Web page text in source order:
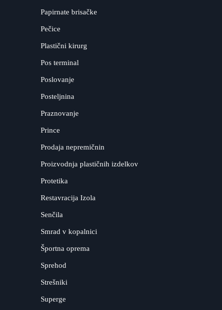
Papirnate brisačke
Pečice
Plastični kirurg
Pos terminal
Poslovanje
Posteljnina
Praznovanje
Prince
Prodaja nepremičnin
Proizvodnja plastičnih izdelkov
Protetika
Restavracija Izola
Senčila
Smrad v kopalnici
Športna oprema
Sprehod
Strešniki
Superge